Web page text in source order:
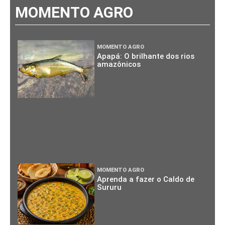
MOMENTO AGRO
MOMENTO AGRO
Apapá: O brilhante dos rios
amazônicos
MOMENTO AGRO
Aprenda a fazer o Caldo de
Sururu